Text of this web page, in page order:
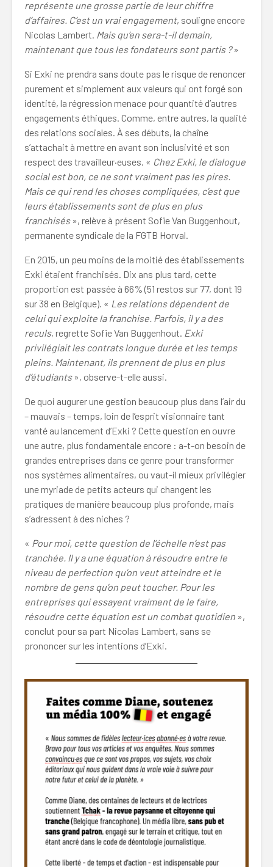
représente une grosse partie de leur chiffre
d’affaires. C’est un vrai engagement, souligne encore
Nicolas Lambert. Mais qu’en sera-t-il demain,
maintenant que tous les fondateurs sont partis ?»
Si Exki ne prendra sans doute pas le risque de renoncer
purement et simplement aux valeurs qui ont forgé son
identité, la régression menace pour quantité d’autres
engagements éthiques. Comme, entre autres, la qualité
des relations sociales. À ses débuts, la chaîne
s’attachait à mettre en avant son inclusivité et son
respect des travailleur·euses. « Chez Exki, le dialogue
social est bon, ce ne sont vraiment pas les pires.
Mais ce qui rend les choses compliquées, c’est que
leurs établissements sont de plus en plus
franchisés », relève à présent Sofie Van Buggenhout,
permanente syndicale de la FGTB Horval.
En 2015, un peu moins de la moitié des établissements
Exki étaient franchisés. Dix ans plus tard, cette
proportion est passée à 66% (51 restos sur 77, dont 19
sur 38 en Belgique). « Les relations dépendent de
celui qui exploite la franchise. Parfois, il y a des
reculs, regrette Sofie Van Buggenhout. Exki
privilégiait les contrats longue durée et les temps
pleins. Maintenant, ils prennent de plus en plus
d’étudiants», observe-t-elle aussi.
De quoi augurer une gestion beaucoup plus dans l’air du
– mauvais – temps, loin de l’esprit visionnaire tant
vanté au lancement d’Exki ? Cette question en ouvre
une autre, plus fondamentale encore : a-t-on besoin de
grandes entreprises dans ce genre pour transformer
nos systèmes alimentaires, ou vaut-il mieux privilégier
une myriade de petits acteurs qui changent les
pratiques de manière beaucoup plus profonde, mais
s’adressent à des niches ?
« Pour moi, cette question de l’échelle n’est pas
tranchée. Il y a une équation à résoudre entre le
niveau de perfection qu’on veut atteindre et le
nombre de gens qu’on peut toucher. Pour les
entreprises qui essayent vraiment de le faire,
résoudre cette équation est un combat quotidien »,
conclut pour sa part Nicolas Lambert, sans se
prononcer sur les intentions d’Exki.